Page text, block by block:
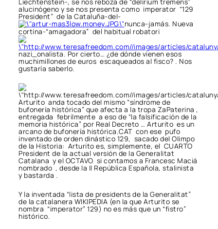
alucinógeno y se nos presenta como imperator “129
President” de la Cataluña-del-
nunca-jamás. Nueva
cortina-“amagadora” del habitual robatori
nazi_onalista. Por cierto… ¿de dónde vienen esos
muchimillones de euros escaqueados al fisco? . Nos
gustaría saberlo.
Arturito anda tocado del mismo “síndrome de
bufonería histórica” que afecta a la tropa ZaPaterina ,
entregada febrilmente a eso de “la falsificación de la
memoria histórica” por Real Decreto … Arturito es un
arcano de bufonería histórica.CAT con ese pufo
inventado de orden dinástico 129, sacado del Olimpo
de la Historia: Arturito es, simplemente, el CUARTO
President de la actual versión de la Generalitat
Catalana y el OCTAVO si contamos a Francesc Maciá
nombrado , desde la II República Española, stalinista
y bastarda .
Y la inventada “lista de presidents de la Generalitat”
de la catalanera WIKIPEDIA (en la que Arturito se
nombra “imperator” 129) no es más que un “fistro”
histórico.